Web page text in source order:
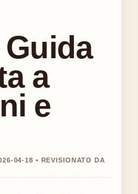
a
e
04-18 • REVISIONATO DA